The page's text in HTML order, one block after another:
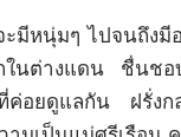
มีหนุ่มๆ ไปจนถึงมี
ในต่างแดน ชื่นช
ที่ค่อยดูแลกัน ฝรั่